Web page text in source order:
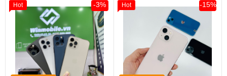
-3%
Hot -15%
Hot